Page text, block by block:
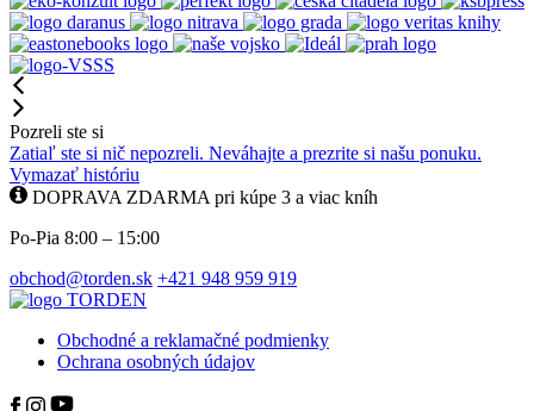
Pozreli ste si
Zatiaľ ste si nič nepozreli. Neváhajte a prezrite si našu ponuku.
Vymazať históriu
DOPRAVA ZDARMA pri kúpe 3 a viac kníh
Po-Pia 8:00 – 15:00
obchod@torden.sk +421 948 959 919
Obchodné a reklamačné podmienky
Ochrana osobných údajov